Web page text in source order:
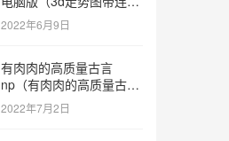
图彩宝网手机版）
2022年6月9日
有肉肉的高质量古言
np（有肉肉的高质量古言
np推荐）
2022年7月2日